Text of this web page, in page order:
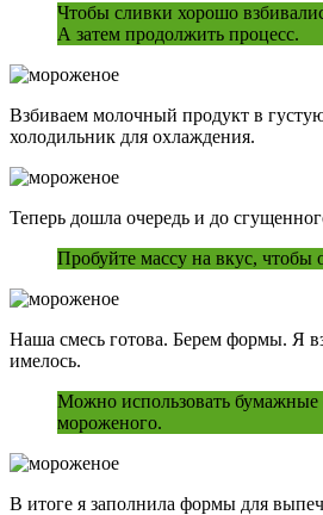
Чтобы сливки хорошо
А затем продолжить процесс.
Взбиваем молочный продукт в
холодильник для охлаждения.
Теперь дошла очередь и до
Пробуйте массу на вкус, чтобы
Наша смесь готова. Берем формы. Я
имелось.
Можно использовать бумажные
мороженого.
В итоге я заполнила формы для